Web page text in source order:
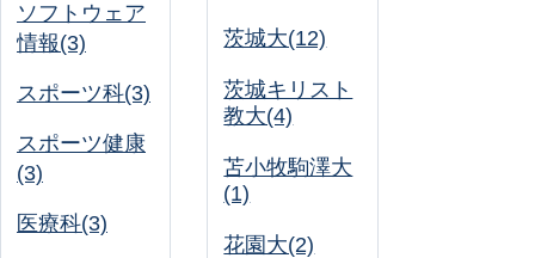
ソフトウェア
情報(3)
スポーツ科(3)
スポーツ健康
(3)
医療科(3)
茨城大(12)
茨城キリスト
教大(4)
苫小牧駒澤大
(1)
花園大(2)